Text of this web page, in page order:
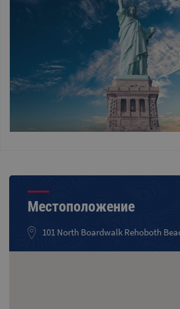
Местоположение
101 North Boardwalk Rehoboth